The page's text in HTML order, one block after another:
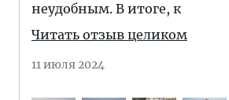
неудобным. В итоге, к
Читать отзыв целиком
11 июля 2024